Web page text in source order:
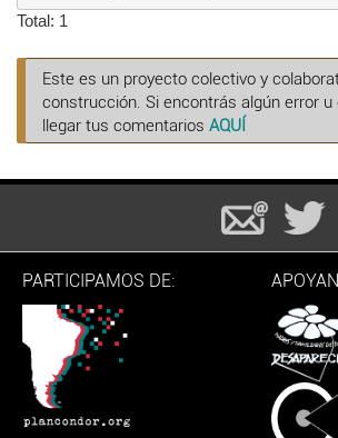
Total: 1
Este es un proyecto colectivo y
construcción. Si encontrás algún error u
llegar tus comentarios AQUÍ
PARTICIPAMOS DE: